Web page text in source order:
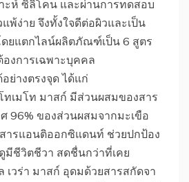
ะห์ ซิลิโคน และผ่านการทดสอบ
พ้ง่าย จึงทั้งใจดีต่อผิวและเป็น
ยแตกไลน์ผลิตภัณฑ์เป็น 6 สูตร
งการเฉพาะบุคคล
ย่างตรงจุด ได้แก่
ทเมโท มาสก์ มีส่วนผสมของสาร
96% ของส่วนผสมจากมะเขือ
ารแอนติออกซิแดนท์ ช่วยปกป้อง
มีชีวิตชีวา สดชื่นกว่าที่เคย
เวร่า มาสก์ อุดมด้วยสารสกัดจา